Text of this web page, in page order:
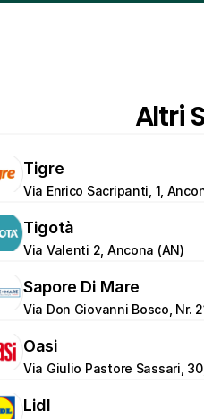
Altri
Tigre
Via Enrico Sacripanti, 1,
Tigotà
Via Valenti 2, Ancona (AN)
Sapore Di Mare
Via Don Giovanni Bosco, Nr.
Oasi
Via Giulio Pastore Sassari,
Lidl